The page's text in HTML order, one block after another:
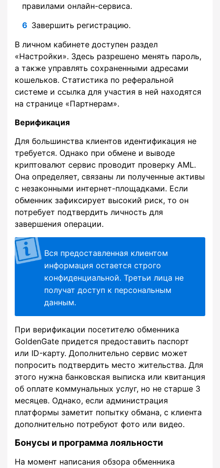
правилами онлайн-сервиса.
Завершить регистрацию.
В личном кабинете доступен раздел
«Настройки». Здесь разрешено менять пароль,
а также управлять сохраненными адресами
кошельков. Статистика по реферальной
системе и ссылка для участия в ней находятся
на странице «Партнерам».
Верификация
Для большинства клиентов идентификация не
требуется. Однако при обмене и выводе
криптовалют сервис проводит проверку AML.
Она определяет, связаны ли полученные активы
с незаконными интернет-площадками. Если
обменник зафиксирует высокий риск, то он
потребует подтвердить личность для
завершения операции.
Вся предоставленная клиентом
информация остается строго
конфиденциальной. Третьи лица не
получат доступ к персональным
данным.
При верификации посетителю обменника
GoldenGate придется предоставить паспорт
или ID-карту. Дополнительно сервис может
попросить подтвердить место жительства. Для
этого нужна банковская выписка или квитанция
об оплате коммунальных услуг, но не старше 3
месяцев. Однако, если администрация
платформы заметит попытку обмана, с клиента
дополнительно потребуют фото или видео.
Бонусы и программа лояльности
На момент написания обзора обменника